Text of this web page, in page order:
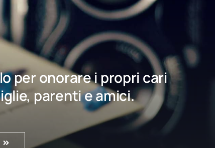
per onorare i propri cari
parenti e amici.